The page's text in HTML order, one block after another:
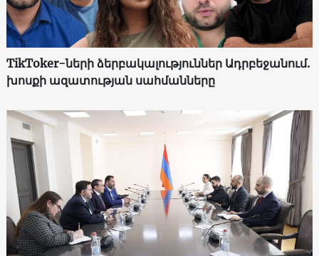
TikToker-ների ձերբակալություններ Ադրբեջանում.
խոսքի ազատության սահմանները